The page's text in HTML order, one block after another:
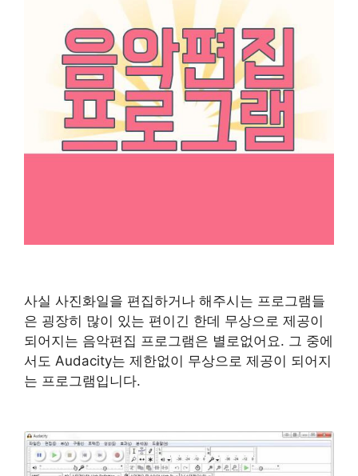
사실 사진화일을 편집하거나 해주시는 프로그램들
은 굉장히 많이 있는 편이긴 한데 무상으로 제공이
되어지는 음악편집 프로그램은 별로없어요. 그 중에
서도 Audacity는 제한없이 무상으로 제공이 되어지
는 프로그램입니다.